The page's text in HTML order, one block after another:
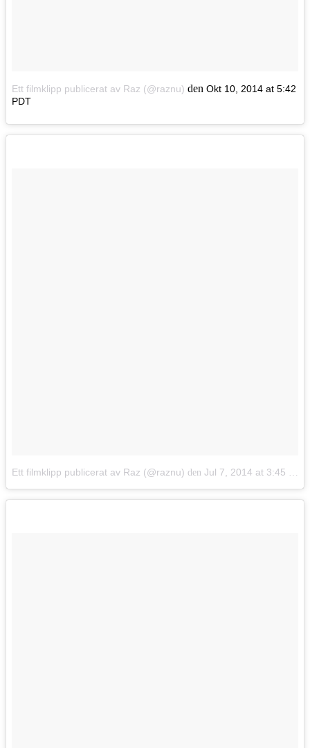
Ett filmklipp publicerat av Raz (@raznu) den Okt 10, 2014 at 5:42
PDT
Ett filmklipp publicerat av Raz (@raznu) den Jul 7, 2014 at 3:45 PDT